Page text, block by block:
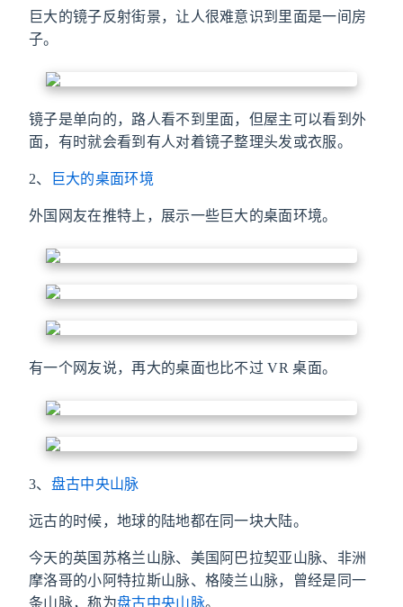
巨大的镜子反射街景，让人很难意识到里面是一间房
子。
镜子是单向的，路人看不到里面，但屋主可以看到外
面，有时就会看到有人对着镜子整理头发或衣服。
2、 巨大的桌面环境
外国网友在推特上，展示一些巨大的桌面环境。
有一个网友说，再大的桌面也比不过 VR 桌面。
3、 盘古中央山脉
远古的时候，地球的陆地都在同一块大陆。
今天的英国苏格兰山脉、美国阿巴拉契亚山脉、非洲
摩洛哥的小阿特拉斯山脉、格陵兰山脉，曾经是同一
条山脉，称为盘古中央山脉。